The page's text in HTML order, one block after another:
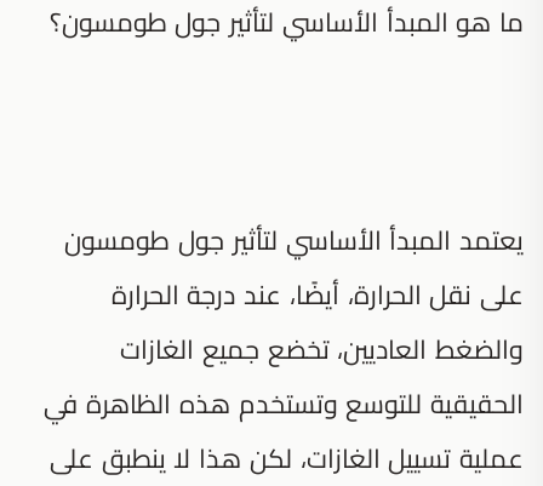
ما هو المبدأ الأساسي لتأثير جول طومسون؟
يعتمد المبدأ الأساسي لتأثير جول طومسون
على نقل الحرارة، أيضًا، عند درجة الحرارة
والضغط العاديين، تخضع جميع الغازات
الحقيقية للتوسع وتستخدم هذه الظاهرة في
عملية تسييل الغازات، لكن هذا لا ينطبق على